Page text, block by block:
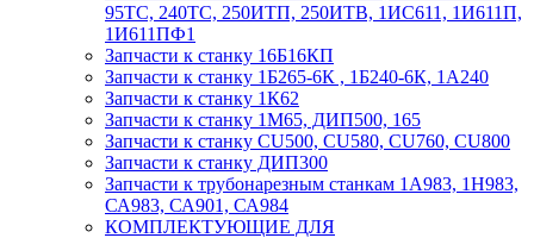
95ТС, 240ТС, 250ИТП, 250ИТВ, 1ИС611, 1И611П,
1И611ПФ1
Запчасти к станку 16Б16КП
Запчасти к станку 1Б265-6К , 1Б240-6К, 1А240
Запчасти к станку 1К62
Запчасти к станку 1М65, ДИП500, 165
Запчасти к станку CU500, CU580, CU760, CU800
Запчасти к станку ДИП300
Запчасти к трубонарезным станкам 1А983, 1Н983,
СА983, СА901, СА984
КОМПЛЕКТУЮЩИЕ ДЛЯ